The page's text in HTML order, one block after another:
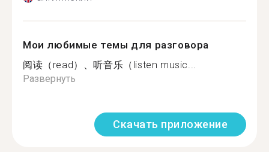
Мои любимые темы для разговора
阅读（read）、听音乐（listen music...
Развернуть
Скачать приложение